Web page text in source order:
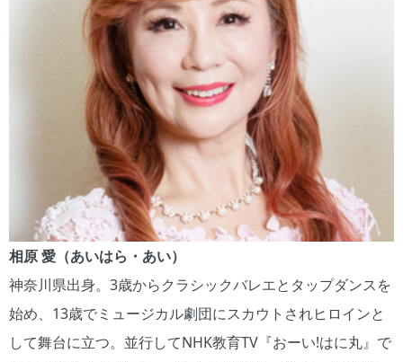
相原 愛（あいはら・あい）
神奈川県出身。3歳からクラシックバレエとタップダンスを
始め、13歳でミュージカル劇団にスカウトされヒロインと
して舞台に立つ。並行してNHK教育TV『おーい!はに丸』で